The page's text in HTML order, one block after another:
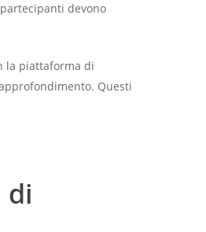
devono
la piattaforma di
Questi
di